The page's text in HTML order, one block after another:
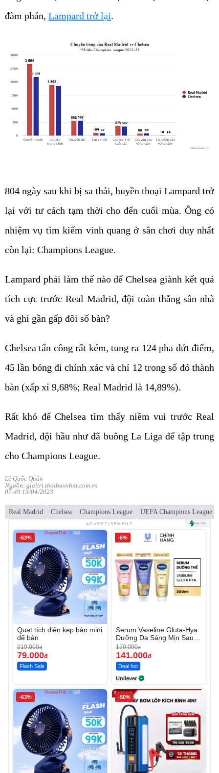
đàm phán, Lampard trở lại.
804 ngày sau khi bị sa thải, huyền thoại Lampard trở
lại với tư cách tạm thời cho đến cuối mùa. Ông có
nhiệm vụ tìm kiếm vinh quang ở sân chơi duy nhất
còn lại: Champions League.
Lampard phải làm thế nào để Chelsea giành kết quả
tích cực trước Real Madrid, đội toàn thắng sân nhà
và ghi gần gấp đôi số bàn?
Chelsea tấn công rất kém, tung ra 124 pha dứt điểm,
45 lần bóng đi chính xác và chỉ 12 trong số đó thành
bàn (xấp xỉ 9,68%; Real Madrid là 14,89%).
Rất khó để Chelsea tìm thấy niềm vui trước Real
Madrid, đội hầu như đã buông La Liga để tập trung
cho Champions League.
Lê Quốc Quân
Nguồn: giaitri.thoibaovhnt.com.vn
07:49 13/04/2023
Real Madrid Chelsea Champions League UEFA Champions League
ADVERTISEMENT
-63%
Quạt tích điện kẹp bàn mini
để bàn
219.000đ
79.000đ
Flash Sale
-6%
Serum Vaseline Gluta-Hya
Dưỡng Da Sáng Mịn Sau 7
Ngày
150.000đ
141.000đ
Deal hot
Unilever
-63% -50%